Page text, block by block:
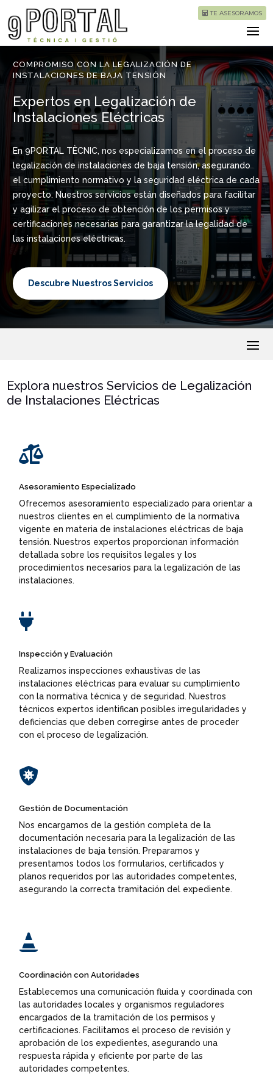
TE ASESORAMOS
COMPROMISO CON LA LEGALIZACIÓN DE
INSTALACIONES DE BAJA TENSIÓN
Expertos en Legalización de
Instalaciones Eléctricas
En 9PORTAL TÈCNIC, nos especializamos en el proceso de
legalización de instalaciones de baja tensión, asegurando
el cumplimiento normativo y la seguridad eléctrica de cada
proyecto. Nuestros servicios están diseñados para facilitar
y agilizar el proceso de obtención de los permisos y
certificaciones necesarias para garantizar la legalidad de
las instalaciones eléctricas.
Descubre Nuestros Servicios
Explora nuestros Servicios de Legalización
de Instalaciones Eléctricas

Asesoramiento Especializado
Ofrecemos asesoramiento especializado para orientar a
nuestros clientes en el cumplimiento de la normativa
vigente en materia de instalaciones eléctricas de baja
tensión. Nuestros expertos proporcionan información
detallada sobre los requisitos legales y los
procedimientos necesarios para la legalización de las
instalaciones.

Inspección y Evaluación
Realizamos inspecciones exhaustivas de las
instalaciones eléctricas para evaluar su cumplimiento
con la normativa técnica y de seguridad. Nuestros
técnicos expertos identifican posibles irregularidades y
deficiencias que deben corregirse antes de proceder
con el proceso de legalización.

Gestión de Documentación
Nos encargamos de la gestión completa de la
documentación necesaria para la legalización de las
instalaciones de baja tensión. Preparamos y
presentamos todos los formularios, certificados y
planos requeridos por las autoridades competentes,
asegurando la correcta tramitación del expediente.

Coordinación con Autoridades
Establecemos una comunicación fluida y coordinada con
las autoridades locales y organismos reguladores
encargados de la tramitación de los permisos y
certificaciones. Facilitamos el proceso de revisión y
aprobación de los expedientes, asegurando una
respuesta rápida y eficiente por parte de las
autoridades competentes.